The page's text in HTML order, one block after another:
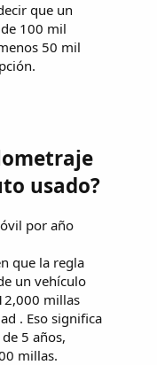
que un
100 mil
50 mil
usado?
por año
que la regla
un vehículo
millas
. Eso significa
5 años,
millas.